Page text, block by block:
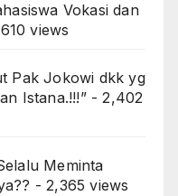
Vokasi dan
views
Pak Jokowi dkk yg
Istana.!!!”- 2,402
Meminta
- 2,365 views